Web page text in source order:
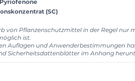
(SC)
von Pflanzenschutzmittel in der Regel nur
ist.
Auflagen und Anwenderbestimmungen
Sicherheitsdattenblätter im Anhang